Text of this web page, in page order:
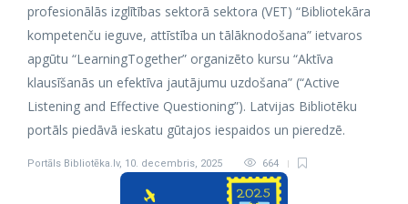
profesionālās izglītības sektorā sektora (VET) “Bibliotekāra
kompetenču ieguve, attīstība un tālāknodošana” ietvaros
apgūtu “LearningTogether” organizēto kursu “Aktīva
klausīšanās un efektīva jautājumu uzdošana” (“Active
Listening and Effective Questioning”). Latvijas Bibliotēku
portāls piedāvā ieskatu gūtajos iespaidos un pieredzē.
Portāls Bibliotēka.lv, 10. decembris, 2025 664